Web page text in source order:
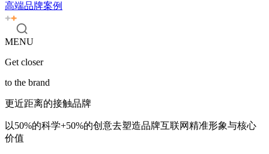
高端品牌案例
MENU
Get closer
to the brand
更近距离的接触品牌
以50%的科学+50%的创意去塑造品牌互联网精准形象与核心
价值